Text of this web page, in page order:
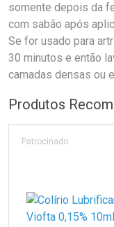
somente depois da
com sabão após
Se for usado para
30 minutos e então
camadas densas ou
Produtos
Patrocinado